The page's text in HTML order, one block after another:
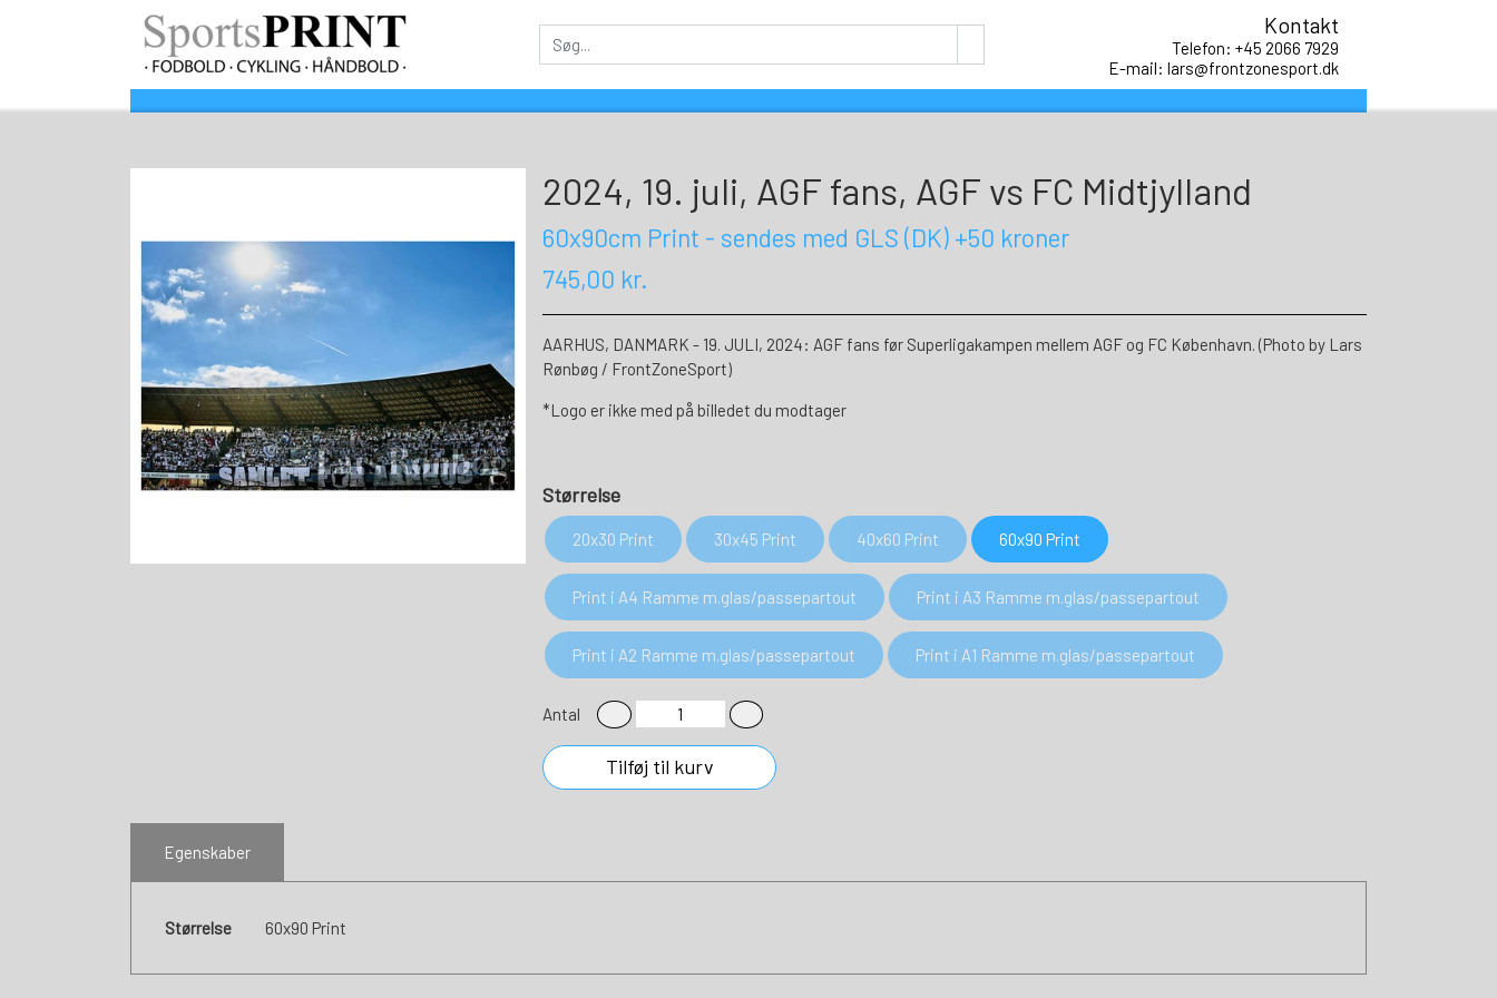
Kontakt
Telefon: +45 2066 7929
E-mail: lars@frontzonesport.dk
2024, 19. juli, AGF fans, AGF vs FC Midtjylland
60x90cm Print - sendes med GLS (DK) +50 kroner
745,00 kr.
AARHUS, DANMARK - 19. JULI, 2024: AGF fans før Superligakampen mellem AGF og FC København. (Photo by Lars
Rønbøg / FrontZoneSport)
*Logo er ikke med på billedet du modtager
Størrelse
20x30 Print 30x45 Print 40x60 Print 60x90 Print
Print i A4 Ramme m.glas/passepartout Print i A3 Ramme m.glas/passepartout
Print i A2 Ramme m.glas/passepartout Print i A1 Ramme m.glas/passepartout
Antal
Tilføj til kurv
Egenskaber
Størrelse 60x90 Print